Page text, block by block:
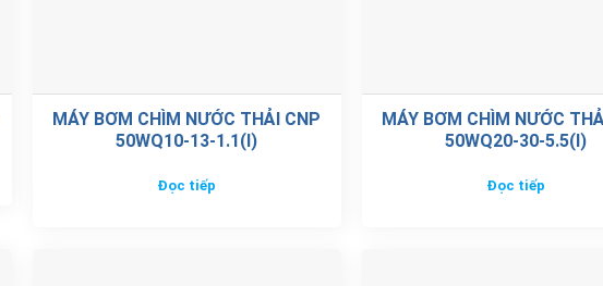
MÁY BƠM CHÌM NƯỚC THẢI CNP
50WQ10-13-1.1(I)
Đọc tiếp
MÁY BƠM CHÌM NƯỚC
50WQ20-30-5.5(I)
Đọc tiếp